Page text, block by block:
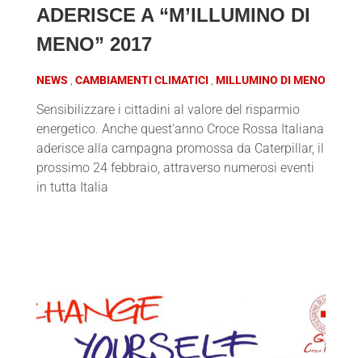
ADERISCE A “M’ILLUMINO DI
MENO” 2017
NEWS CAMBIAMENTI CLIMATICI MILLUMINO DI MENO
Sensibilizzare i cittadini al valore del risparmio
energetico. Anche quest'anno Croce Rossa Italiana
aderisce alla campagna promossa da Caterpillar, il
prossimo 24 febbraio, attraverso numerosi eventi
in tutta Italia